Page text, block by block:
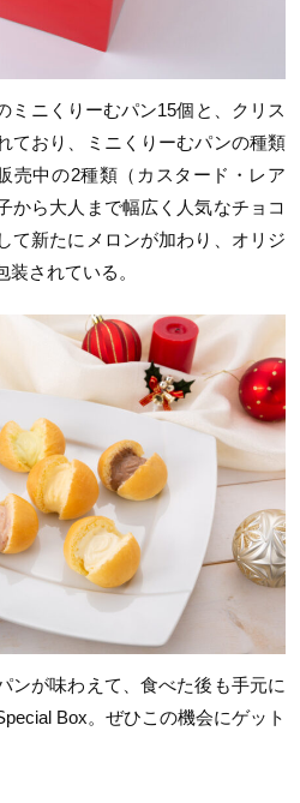
ミニくりーむパン15個と、クリス
ており、ミニくりーむパンの種類
売中の2種類（カスタード・レア
から大人まで幅広く人気なチョコ
て新たにメロンが加わり、オリジ
されている。
ンが味わえて、食べた後も手元に
Box。ぜひこの機会にゲット